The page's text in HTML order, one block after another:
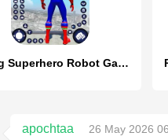
Flying Superhero Robot Games
apochtaa 26 May 2026